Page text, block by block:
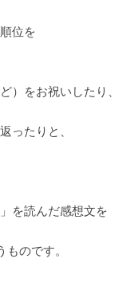
位を
）をお祝いしたり、
ったりと、
を読んだ感想文を
のです。